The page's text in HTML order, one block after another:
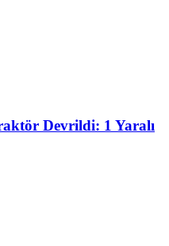
Devrildi: 1 Yaralı